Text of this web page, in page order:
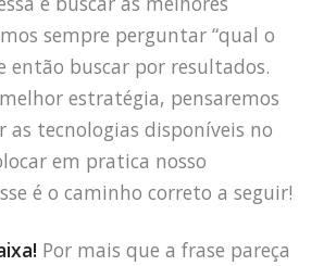
sempre perguntar “qual o
então buscar por resultados.
estratégia, pensaremos
tecnologias disponíveis no
em pratica nosso
é o caminho correto a seguir!
Por mais que a frase pareça